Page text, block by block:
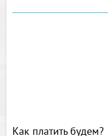
Как платить будем?